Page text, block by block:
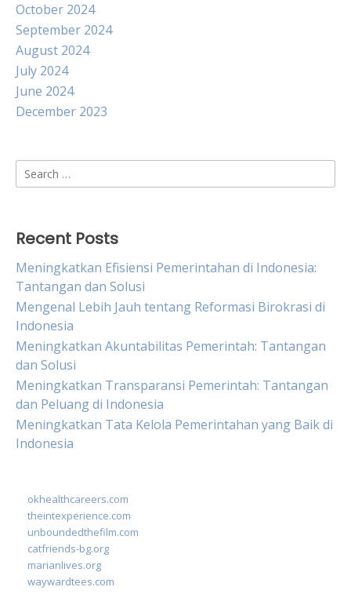
October 2024
September 2024
August 2024
July 2024
June 2024
December 2023
Search
for:
Recent Posts
Meningkatkan Efisiensi Pemerintahan di Indonesia:
Tantangan dan Solusi
Mengenal Lebih Jauh tentang Reformasi Birokrasi di
Indonesia
Meningkatkan Akuntabilitas Pemerintah: Tantangan
dan Solusi
Meningkatkan Transparansi Pemerintah: Tantangan
dan Peluang di Indonesia
Meningkatkan Tata Kelola Pemerintahan yang Baik di
Indonesia
okhealthcareers.com
theintexperience.com
unboundedthefilm.com
catfriends-bg.org
marianlives.org
waywardtees.com